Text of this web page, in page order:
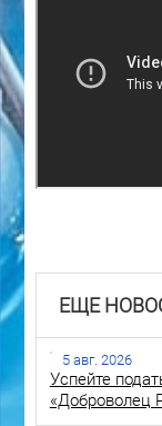
ЕЩЕ
5 авг. 2026
Успейте
«Доброволец